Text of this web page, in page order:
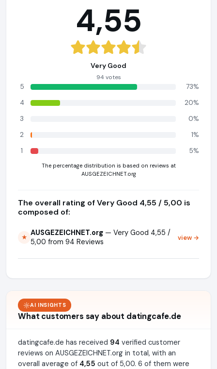
4,55
Very Good
94 votes
5
73%
4
20%
3
0%
2
1%
1
5%
The percentage distribution is based on reviews at
AUSGEZEICHNET.org
The overall rating of Very Good 4,55 / 5,00 is
composed of:
★ AUSGEZEICHNET.org — Very Good 4,55 /
5,00 from 94 Reviews
view →
AI INSIGHTS
What customers say about datingcafe.de
datingcafe.de has received 94 verified customer
reviews on AUSGEZEICHNET.org in total, with an
overall average of 4,55 out of 5,00. 6 of them were